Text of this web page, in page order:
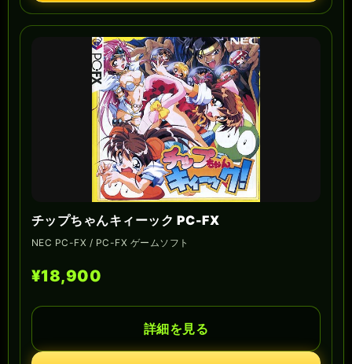
チップちゃんキィーック PC-FX
NEC PC-FX / PC-FX ゲームソフト
¥18,900
詳細を見る